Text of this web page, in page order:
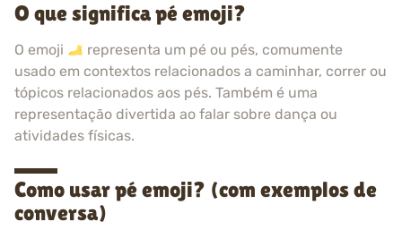
O que significa pé emoji?
O emoji
representa um pé ou pés, comumente
usado em contextos relacionados a caminhar, correr ou
tópicos relacionados aos pés. Também é uma
representação divertida ao falar sobre dança ou
atividades físicas.
Como usar pé emoji? (com exemplos de
conversa)